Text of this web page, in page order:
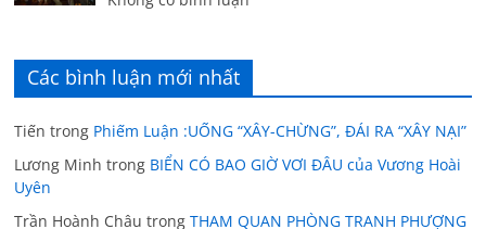
Các bình luận mới nhất
Tiến trong Phiếm Luận :UỐNG “XÂY-CHỪNG”, ĐÁI RA “XÂY NẠI”
Lương Minh trong BIỂN CÓ BAO GIỜ VƠI ĐÂU của Vương Hoài
Uyên
Trần Hoành Châu trongTHAM QUAN PHÒNG TRANH PHƯỢNG